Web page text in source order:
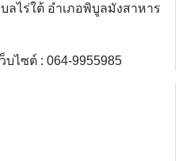
ไร่ใต้ อำเภอพิบูลมังสาหาร
ไซต์ : 064-9955985